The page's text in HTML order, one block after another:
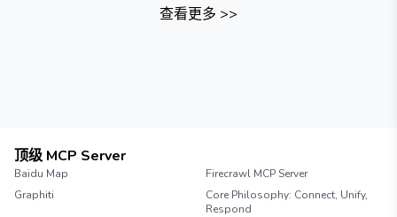
查看更多 >>
顶级 MCP Server
Baidu Map
Firecrawl MCP Server
Graphiti
Core Philosophy: Connect, Unify,
Respond